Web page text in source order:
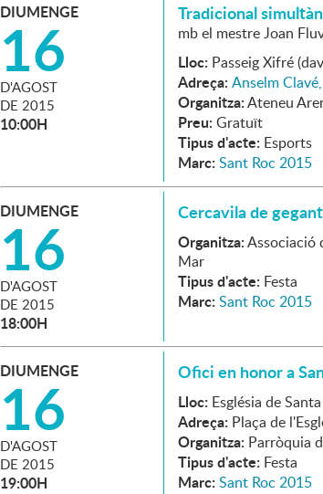
DIUMENGE
16
D'AGOST
DE 2015
10:00H
Tradicional
mb el mestre Joan
Lloc: Passeig Xifré
Adreça: Anselm
Organitza:Ateneu
Preu: Gratuït
Tipus d'acte: Esports
Marc: Sant Roc 2015
DIUMENGE
16
D'AGOST
DE 2015
18:00H
Cercavila de
Organitza:Associació
Mar
Tipus d'acte: Festa
Marc: Sant Roc 2015
DIUMENGE
16
D'AGOST
DE 2015
19:00H
Ofici en honor a
Lloc: Església de
Adreça: Plaça de
Organitza: Parròquia
Tipus d'acte: Festa
Marc: Sant Roc 2015